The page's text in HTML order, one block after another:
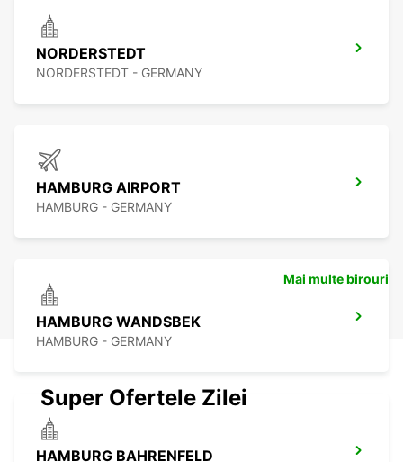
NORDERSTEDT
NORDERSTEDT - GERMANY
HAMBURG AIRPORT
HAMBURG - GERMANY
HAMBURG WANDSBEK
HAMBURG - GERMANY
HAMBURG BAHRENFELD
Mai multe birouri
Super Ofertele Zilei